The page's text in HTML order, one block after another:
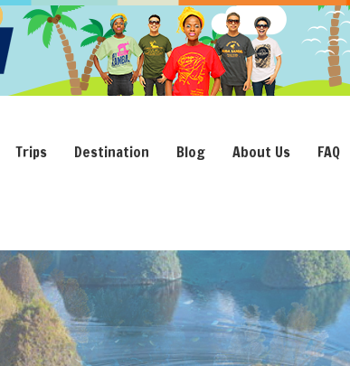
Trips Destination Blog About Us FAQ